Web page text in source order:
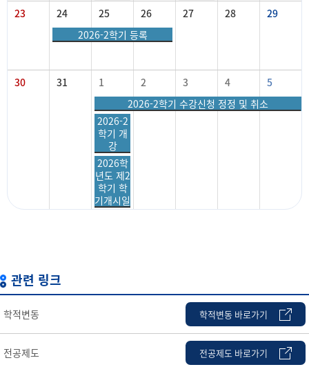
23 24 25 26 27 28
29
2026-2학기 등록
30 31 1 2 3 4
5
2026-2학기 수강신청 정정 및 취소
2026-2
학기 개
강
2026학
년도 제2
학기 학
기개시일
관련 링크
학적변동 학적변동 바로가기
전공제도 전공제도 바로가기